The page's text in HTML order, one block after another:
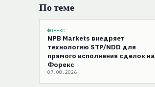
По теме
ФОРЕКС
NPB Markets внедряет
технологию STP/NDD для
прямого исполнения сделок на
Форекс
07.08.2026